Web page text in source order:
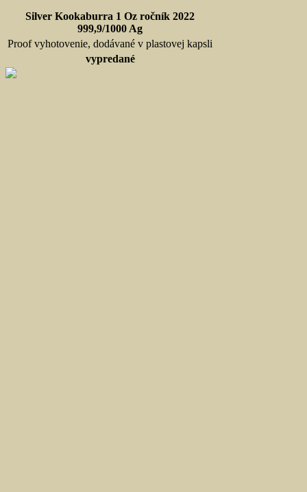
Silver Kookaburra 1 Oz ročník 2022
999,9/1000 Ag
Proof vyhotovenie, dodávané v plastovej kapsli
vypredané